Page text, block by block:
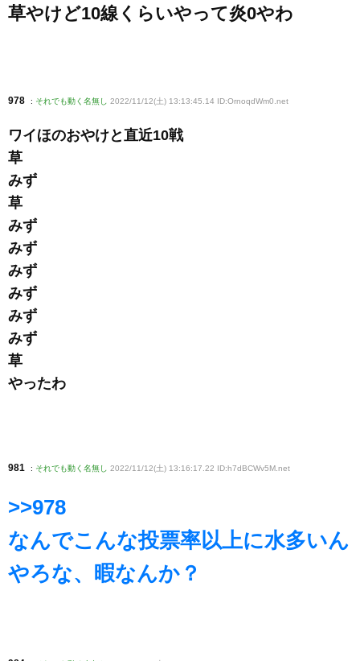
草やけど10線くらいやって炎0やわ
978 : それでも動く名無し 2022/11/12(土) 13:13:45.14 ID:OrnoqdWm0 .net
ワイほのおやけと直近10戦
草
みず
草
みず
みず
みず
みず
みず
みず
草
やったわ
981 : それでも動く名無し 2022/11/12(土) 13:16:17.22 ID:h7dBCWv5M .net
>>978
なんでこんな投票率以上に水多いん
やろな、暇なんか？